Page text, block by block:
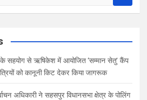
के सहयोग से ऋषिकेश में आयोजित ‘सम्मान सेतु’ कैंप
को कानूनी किट देकर किया जागरूक
अधिकारी ने सहसपुर विधानसभा क्षेत्र के पोलिंग